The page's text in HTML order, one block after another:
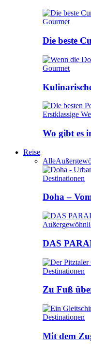
Gourmet
Die beste
Gourmet
Erstklassige
Wo gibt es
Reise
Alle
Destinationen
Doha –
DAS
Destinationen
Zu Fuß
Destinationen
Mit dem